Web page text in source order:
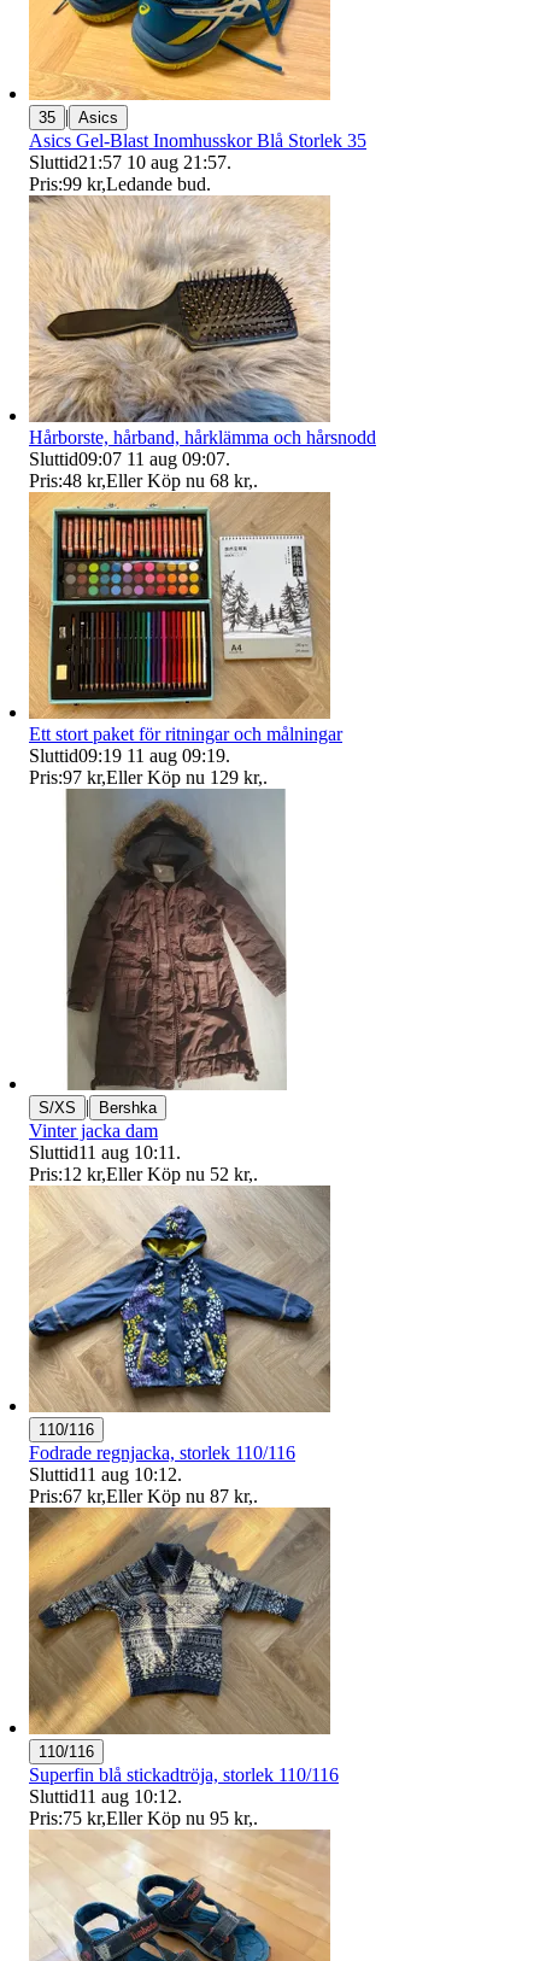
35 | Asics
Asics Gel-Blast Inomhusskor Blå Storlek 35
Sluttid21:57 10 aug 21:57.
Pris:99 kr,Ledande bud.
Hårborste, hårband, hårklämma och hårsnodd
Sluttid09:07 11 aug 09:07.
Pris:48 kr,Eller Köp nu 68 kr,.
Ett stort paket för ritningar och målningar
Sluttid09:19 11 aug 09:19.
Pris:97 kr,Eller Köp nu 129 kr,.
S/XS | Bershka
Vinter jacka dam
Sluttid11 aug 10:11 .
Pris:12 kr,Eller Köp nu 52 kr,.
110/116
Fodrade regnjacka, storlek 110/116
Sluttid11 aug 10:12.
Pris:67 kr,Eller Köp nu 87 kr,.
110/116
Superfin blå stickadtröja, storlek 110/116
Sluttid11 aug 10:12.
Pris:75 kr,Eller Köp nu 95 kr,.